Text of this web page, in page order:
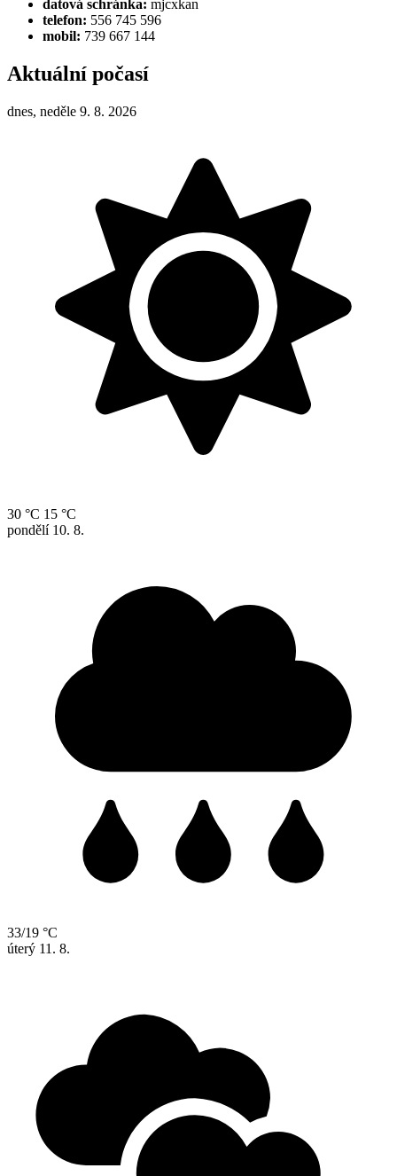
datová schránka: mjcxkan
telefon: 556 745 596
mobil: 739 667 144
Aktuální počasí
dnes, neděle 9. 8. 2026
30 °C 15 °C
pondělí 10. 8.
33/19 °C
úterý 11. 8.